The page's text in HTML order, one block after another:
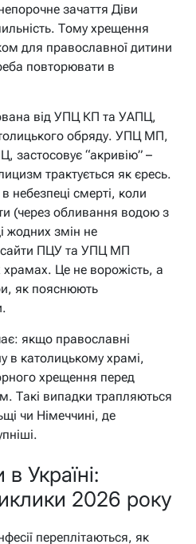
зачаття Діви
Тому хрещення
для православної дитини
повторювати в
від УПЦ КП та УАПЦ,
обряду. УПЦ МП,
застосовує “акривію” –
трактується як єресь.
небезпеці смерті, коли
(через обливання водою з
жодних змін не
сайти ПЦУ та УПЦ МП
храмах. Це не ворожість, а
як пояснюють
якщо православні
в католицькому храмі,
хрещення перед
Такі випадки трапляються
чи Німеччині, де
Україні:
2026 року
переплітаються, як